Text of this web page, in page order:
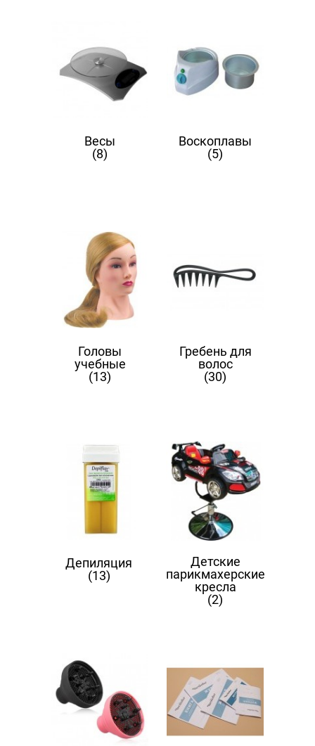
Весы
(8)
Воскоплавы
(5)
Головы
учебные
(13)
Гребень для
волос
(30)
Депиляция
(13)
Детские
парикмахерские
кресла
(2)